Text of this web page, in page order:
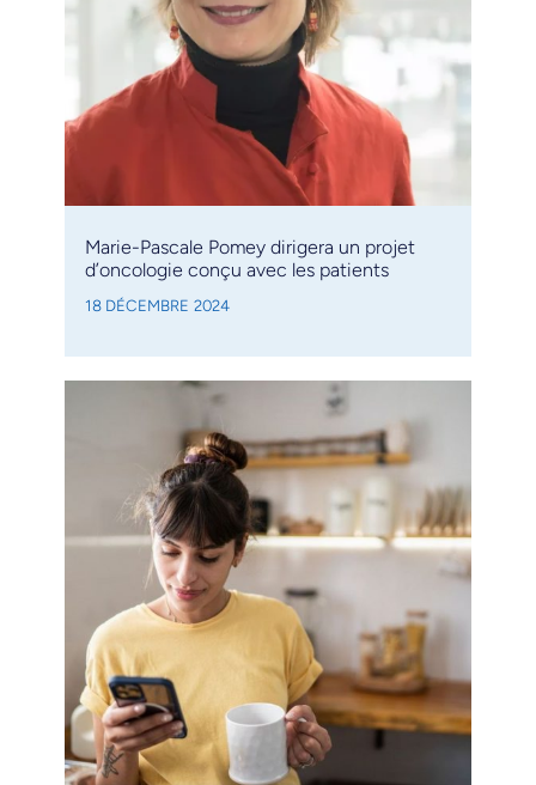
Marie-Pascale Pomey dirigera un projet
d’oncologie conçu avec les patients
18 DÉCEMBRE 2024